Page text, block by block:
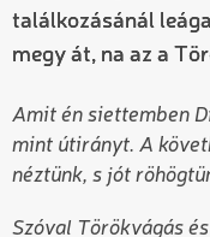
találkozásánál
megy át, na az a
Amit én siettemben
mint útirányt. A
néztünk, s jót
Szóval Törökvágás